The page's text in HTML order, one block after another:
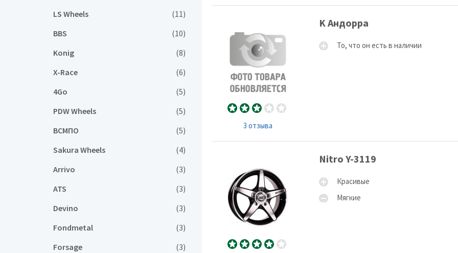
3 отзыва
K Андорра
То, что он есть в наличии
Nitro Y-3119
Красивые
Мягкие
LS Wheels (11)
BBS (10)
Konig (8)
X-Race (6)
4Go (5)
PDW Wheels (5)
ВСМПО (5)
Sakura Wheels (4)
Arrivo (3)
ATS (3)
Devino (3)
Fondmetal (3)
Forsage (3)